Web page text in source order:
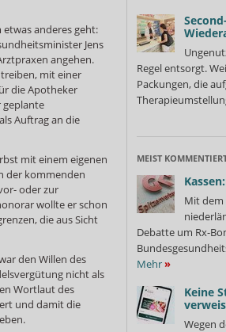
anderes geht:
Jens
angehen.
mit einer
die Apotheker
geplante
Auftrag an die
mit einem eigenen
der kommenden
oder zur
wollte er schon
die aus Sicht
den Willen des
nicht als
Wortlaut des
und damit die
Regel entsorgt.
Packungen, die
MEIST
Mit dem
Debatte um Rx-
Mehr»
Keine
Wegen